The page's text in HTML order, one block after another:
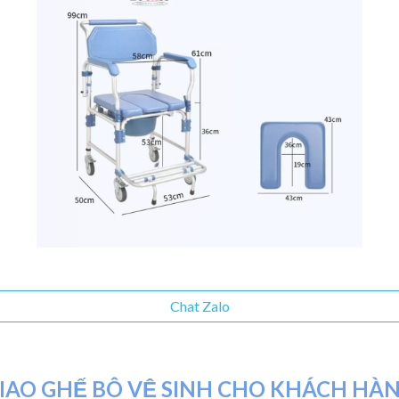
Chat Zalo
GHẾ BÔ VỆ SINH CHO KHÁCH